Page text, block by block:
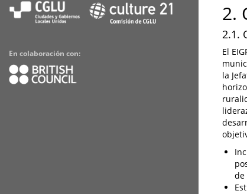
En colaboración con:
2.
2.1.
El
la
de